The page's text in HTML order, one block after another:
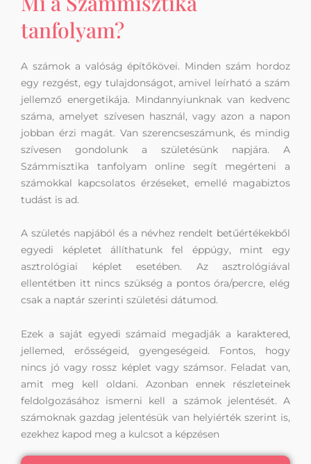
tanfolyam?
A számok a valóság építőkövei. Minden szám hordoz
egy rezgést, egy tulajdonságot, amivel leírható a szám
jellemző energetikája. Mindannyiunknak van kedvenc
száma, amelyet szívesen használ, vagy azon a napon
jobban érzi magát. Van szerencseszámunk, és mindig
szívesen gondolunk a születésünk napjára. A
Számmisztika tanfolyam online segít megérteni a
számokkal kapcsolatos érzéseket, emellé magabiztos
tudást is ad.
A születés napjából és a névhez rendelt betűértékekből
egyedi képletet állíthatunk fel éppúgy, mint egy
asztrológiai képlet esetében. Az asztrológiával
ellentétben itt nincs szükség a pontos óra/percre, elég
csak a naptár szerinti születési dátumod.
Ezek a saját egyedi számaid megadják a karaktered,
jellemed, erősségeid, gyengeségeid. Fontos, hogy
nincs jó vagy rossz képlet vagy számsor. Feladat van,
amit meg kell oldani. Azonban ennek részleteinek
feldolgozásához ismerni kell a számok jelentését. A
számoknak gazdag jelentésük van helyiérték szerint is,
ezekhez kapod meg a kulcsot a képzésen